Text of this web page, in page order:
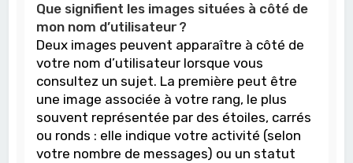
Que signifient les images situées à côté de
mon nom d’utilisateur ?
Deux images peuvent apparaître à côté de
votre nom d’utilisateur lorsque vous
consultez un sujet. La première peut être
une image associée à votre rang, le plus
souvent représentée par des étoiles, carrés
ou ronds : elle indique votre activité (selon
votre nombre de messages) ou un statut